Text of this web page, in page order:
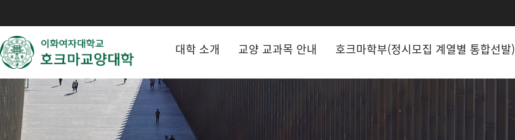
대학 소개 교양 교과목 안내 호크마학부(정시모집 계열별 통합선발)